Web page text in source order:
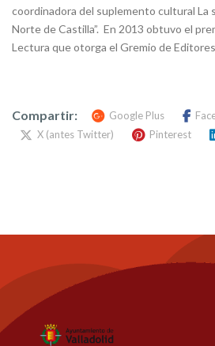
coordinadora del suplemento cultural La
Norte de Castilla”. En 2013 obtuvo el
Lectura que otorga el Gremio de
Compartir: Google Plus
X (antes Twitter)
Pinterest